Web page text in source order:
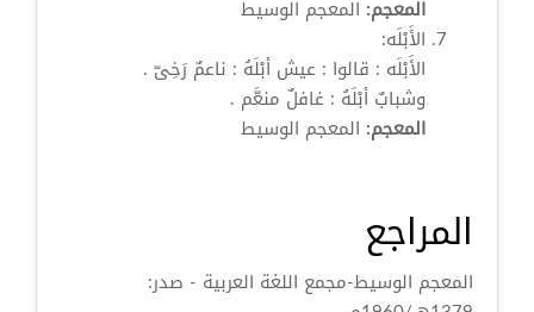
المعجم: المعجم الوسيط
الأَبْلَه:
الأَبْلَه : قالوا : عيش أبْلَهُ : ناعمٌ رَخِىّ .
وشبابٌ أبْلَهُ : غافلٌ منعَّم .
المعجم: المعجم الوسيط
المراجع
المعجم الوسيط-مجمع اللغة العربية - صدر: